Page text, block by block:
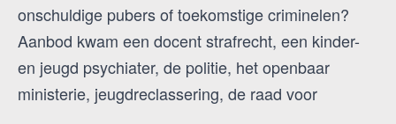
onschuldige pubers of toekomstige criminelen?
Aanbod kwam een docent strafrecht, een kinder-
en jeugd psychiater, de politie, het openbaar
ministerie, jeugdreclassering, de raad voor